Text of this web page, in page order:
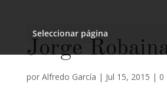
Seleccionar página
Jorge
por Alfredo García | Jul 15, 2015 | 0